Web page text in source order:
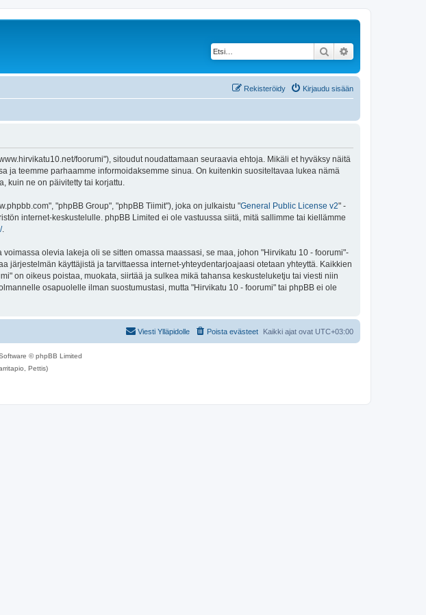
Etsi
Kirjaudu sisään
Rekisteröidy
foorumi"), sitoudut noudattamaan seuraavia ehtoja. Mikäli et hyväksy näitä
ja teemme parhaamme informoidaksemme sinua. On kuitenkin suositeltavaa lukea nämä
kuin ne on päivitetty tai korjattu.
"phpBB Group", "phpBB Tiimit"), joka on julkaistu "General Public License v2" -
internet-keskustelulle. phpBB Limited ei ole vastuussa siitä, mitä sallimme tai kiellämme
.
olevia lakeja oli se sitten omassa maassasi, se maa, johon "Hirvikatu 10 - foorumi"-
käyttäjistä ja tarvittaessa internet-yhteydentarjoajaasi otetaan yhteyttä. Kaikkien
on oikeus poistaa, muokata, siirtää ja sulkea mikä tahansa keskusteluketju tai viesti niin
osapuolelle ilman suostumustasi, mutta "Hirvikatu 10 - foorumi" tai phpBB ei ole
Kaikki ajat ovat UTC+03:00
Poista evästeet
Viesti Ylläpidolle
© phpBB Limited
Pettis)